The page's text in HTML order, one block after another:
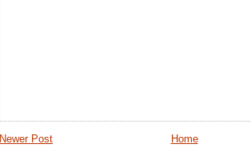
Newer Post Home